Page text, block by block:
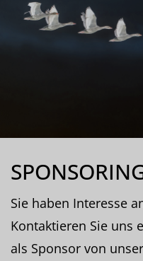
Sie haben Interesse
Kontaktieren Sie uns
als Sponsor von